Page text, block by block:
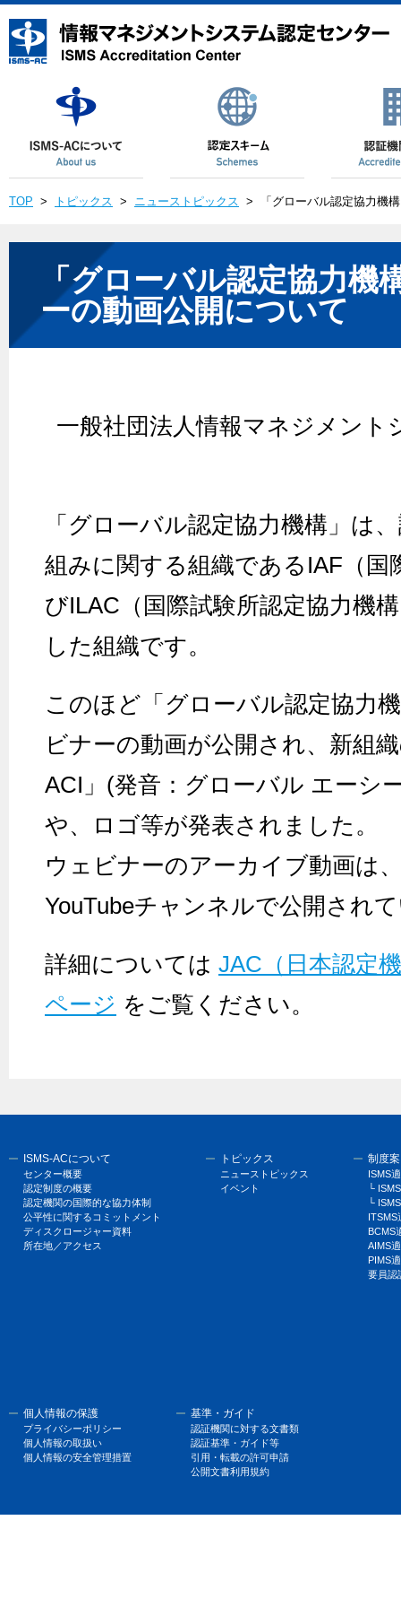
TOP > トピックス > ニューストピックス > 「グローバル認定協力機
「グローバル認定協力機
ーの動画公開について
一般社団法人情報マネジメント
「グローバル認定協力機構」は
組みに関する組織であるIAF（国
びILAC（国際試験所認定協力機
した組織です。
このほど「グローバル認定協力
ビナーの動画が公開され、新組
ACI」(発音：グローバル エーシ
や、ロゴ等が発表されました。
ウェビナーのアーカイブ動画は
YouTubeチャンネルで公開され
詳細については JAC（日本認定
ページ をご覧ください。
ISMS-ACについて
センター概要
認定制度の概要
認定機関の国際的な協力体制
公平性に関するコミットメント
ディスクロージャー資料
所在地／アクセス
トピックス
ニューストピックス
イベント
制度
ISMS
└
└
ITSMS
BCMS
AIMS
PIMS
要員認
個人情報の保護
プライバシーポリシー
個人情報の取扱い
個人情報の安全管理措置
基準・ガイド
認証機関に対する文書類
認証基準・ガイド等
引用・転載の許可申請
公開文書利用規約